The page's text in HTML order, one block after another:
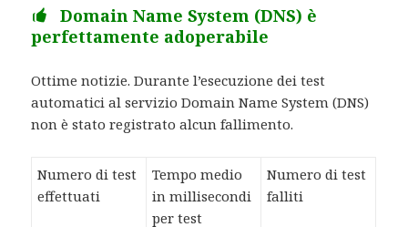
Domain Name System (DNS) è
perfettamente adoperabile
Ottime notizie. Durante l’esecuzione dei test
automatici al servizio Domain Name System (DNS)
non è stato registrato alcun fallimento.
Numero di test
effettuati
Tempo medio
in millisecondi
per test
Numero di test
falliti